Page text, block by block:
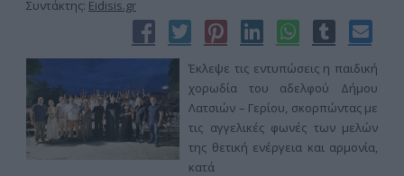
Συντάκτης: Eidisis.gr
Έκλεψε τις εντυπώσεις η παιδική
χορωδία του αδελφού Δήμου
Λατσιών – Γερίου, σκορπώντας με
τις αγγελικές φωνές των μελών
της θετική ενέργεια και αρμονία,
κατά